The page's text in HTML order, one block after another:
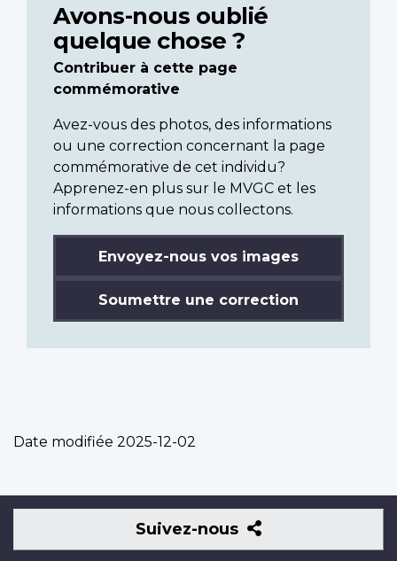
Avons-nous oublié
quelque chose ?
Contribuer à cette page
commémorative
Avez-vous des photos, des informations
ou une correction concernant la page
commémorative de cet individu?
Apprenez-en plus sur le MVGC et les
informations que nous collectons.
Envoyez-nous vos images
Soumettre une correction
Date modifiée 2025-12-02
Suivez-nous
Suivez-
nous